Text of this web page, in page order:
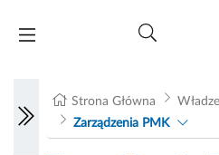
Strona Główna
Zarządzenia PMK